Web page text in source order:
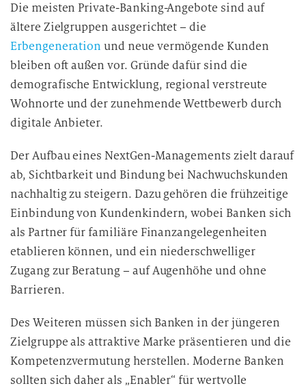
Die meisten Private-Banking-Angebote sind auf
ältere Zielgruppen ausgerichtet – die
Erbengeneration und neue vermögende Kunden
bleiben oft außen vor. Gründe dafür sind die
demografische Entwicklung, regional verstreute
Wohnorte und der zunehmende Wettbewerb durch
digitale Anbieter.
Der Aufbau eines NextGen-Managements zielt darauf
ab, Sichtbarkeit und Bindung bei Nachwuchskunden
nachhaltig zu steigern. Dazu gehören die frühzeitige
Einbindung von Kundenkindern, wobei Banken sich
als Partner für familiäre Finanzangelegenheiten
etablieren können, und ein niederschwelliger
Zugang zur Beratung – auf Augenhöhe und ohne
Barrieren.
Des Weiteren müssen sich Banken in der jüngeren
Zielgruppe als attraktive Marke präsentieren und die
Kompetenzvermutung herstellen. Moderne Banken
sollten sich daher als „Enabler“ für wertvolle